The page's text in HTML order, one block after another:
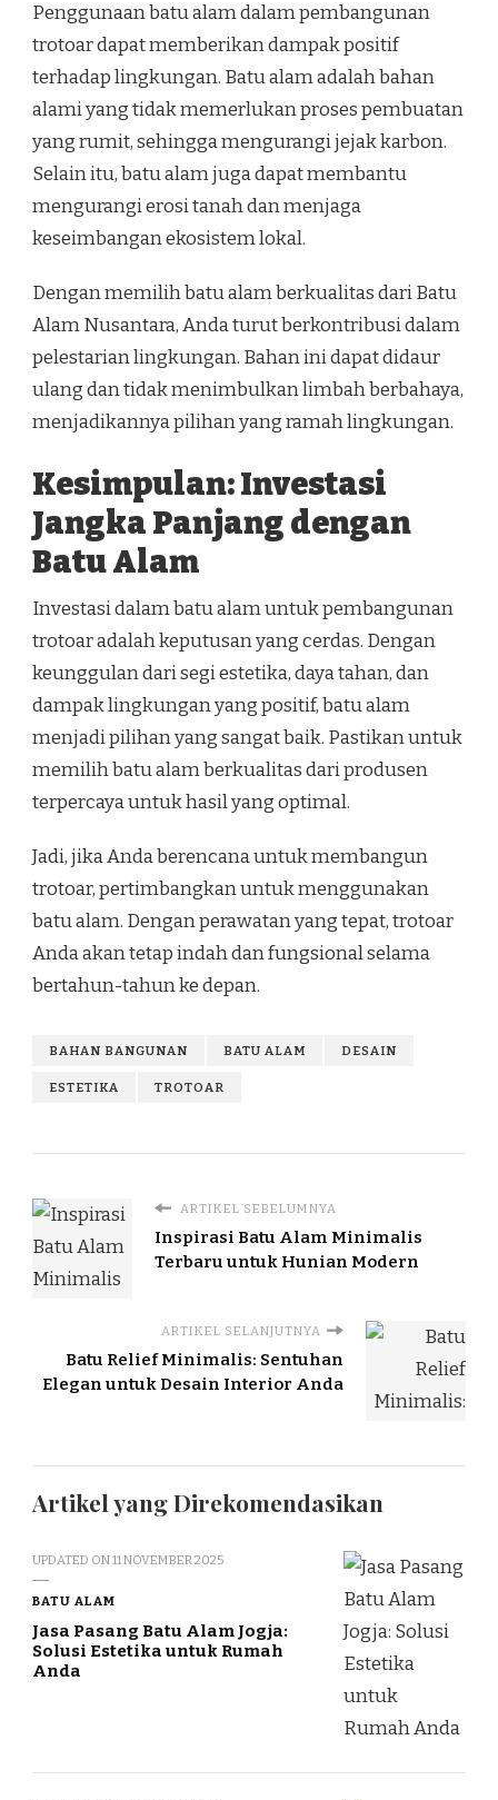
Penggunaan batu alam dalam pembangunan
trotoar dapat memberikan dampak positif
terhadap lingkungan. Batu alam adalah bahan
alami yang tidak memerlukan proses pembuatan
yang rumit, sehingga mengurangi jejak karbon.
Selain itu, batu alam juga dapat membantu
mengurangi erosi tanah dan menjaga
keseimbangan ekosistem lokal.
Dengan memilih batu alam berkualitas dari Batu
Alam Nusantara, Anda turut berkontribusi dalam
pelestarian lingkungan. Bahan ini dapat didaur
ulang dan tidak menimbulkan limbah berbahaya,
menjadikannya pilihan yang ramah lingkungan.
Kesimpulan: Investasi
Jangka Panjang dengan
Batu Alam
Investasi dalam batu alam untuk pembangunan
trotoar adalah keputusan yang cerdas. Dengan
keunggulan dari segi estetika, daya tahan, dan
dampak lingkungan yang positif, batu alam
menjadi pilihan yang sangat baik. Pastikan untuk
memilih batu alam berkualitas dari produsen
terpercaya untuk hasil yang optimal.
Jadi, jika Anda berencana untuk membangun
trotoar, pertimbangkan untuk menggunakan
batu alam. Dengan perawatan yang tepat, trotoar
Anda akan tetap indah dan fungsional selama
bertahun-tahun ke depan.
BAHAN BANGUNAN BATU ALAM DESAIN
ESTETIKA TROTOAR
ARTIKEL SEBELUMNYA
Inspirasi Batu Alam Minimalis
Terbaru untuk Hunian Modern
ARTIKEL SELANJUTNYA
Batu Relief Minimalis: Sentuhan
Elegan untuk Desain Interior Anda
Artikel yang Direkomendasikan
UPDATED ON11 NOVEMBER 2025
BATU ALAM
Jasa Pasang Batu Alam Jogja:
Solusi Estetika untuk Rumah
Anda